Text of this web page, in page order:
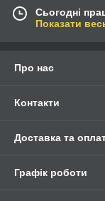
Сьогодні
Показати
Про нас
Контакти
Доставка та
Графік роботи